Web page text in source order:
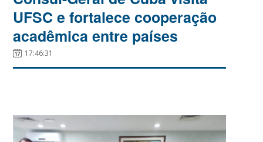
UFSC e fortalece cooperação
acadêmica entre países
17:46:31